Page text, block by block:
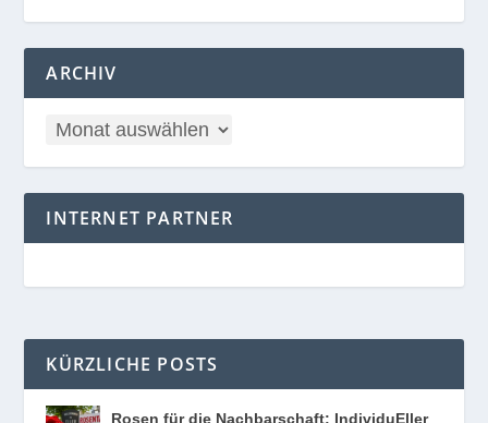
ARCHIV
INTERNET PARTNER
KÜRZLICHE POSTS
Rosen für die Nachbarschaft: IndividuEller